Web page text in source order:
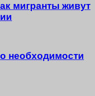
мигранты живут
необходимости